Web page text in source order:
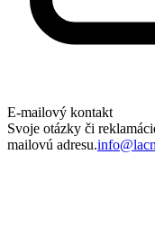
E-mailový kontakt
Svoje otázky či
mailovú adresu.